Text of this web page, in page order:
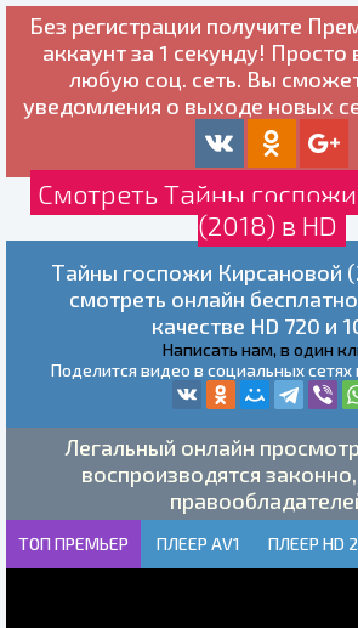
Без регистрации получите
аккаунт за 1 секунду! Просто
любую соц. сеть. Вы
уведомления о выходе новых
Смотреть Тайны
(2018) в HD
Тайны госпожи Кирсановой
смотреть онлайн
качестве HD 720 и
Написать нам, в один
Поделится видео в социальных
Легальный онлайн
воспроизводятся
ТОП ПРЕМЬЕР ПЛЕЕР AV1 ПЛЕЕР HD 2